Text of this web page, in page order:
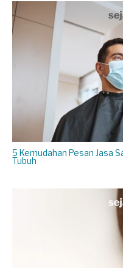
5 Kemudahan Pesan Jasa
Tubuh